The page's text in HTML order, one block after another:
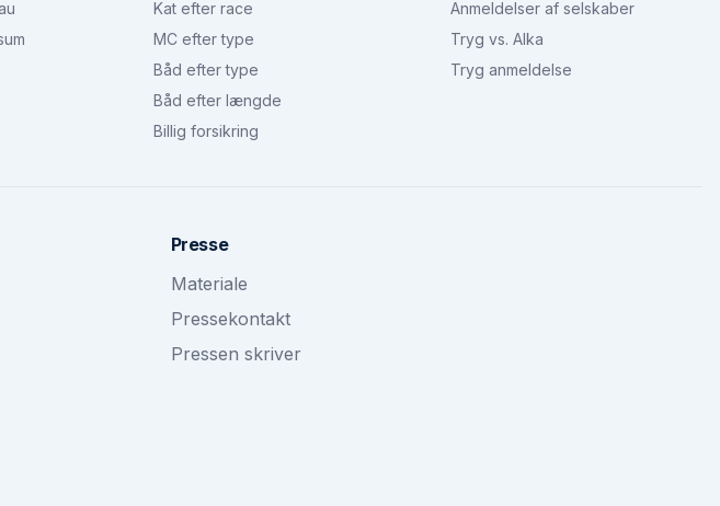
Kat efter race
MC efter type
Båd efter type
Båd efter længde
Billig forsikring
Anmeldelser af selskaber
Tryg vs. Alka
Tryg anmeldelse
Presse
Materiale
Pressekontakt
Pressen skriver